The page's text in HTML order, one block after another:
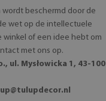
beschermd door de
wet op de intellectuele
winkel of een idee hebt om
met ons op.
ul. Mysłowicka 1, 43-100